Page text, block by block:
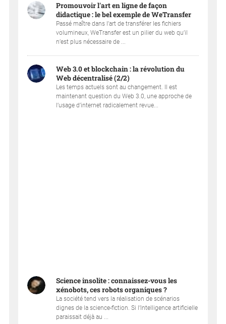
Promouvoir l'art en ligne de façon
didactique : le bel exemple de WeTransfer
Passé maître dans l’art de transférer les fichiers
volumineux, WeTransfer est un pilier du web qu’il
n’est plus nécessaire de ...
Web 3.0 et blockchain : la révolution du
Web décentralisé (2/2)
Les temps actuels sont au changement. Il est
maintenant question du Web 3.0, une approche de
l’usage d’internet radicalement revue...
Science insolite : connaissez-vous les
xénobots, ces robots organiques ?
La société tend vers la réalisation de scénarios
dignes de la science-fiction. Si l’Intelligence artificielle
paraissait déjà au ...